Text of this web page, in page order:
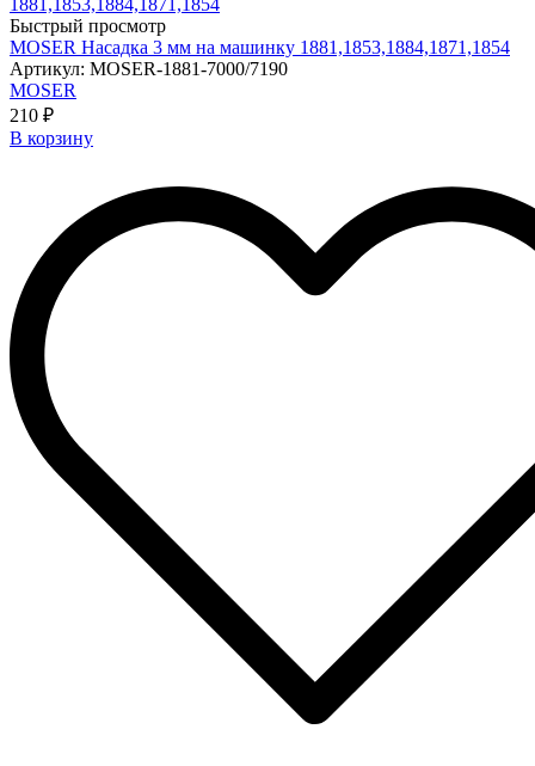
Быстрый просмотр
MOSER Насадка 3 мм на машинку 1881,1853,1884,1871,1854
Артикул: MOSER-1881-7000/7190
MOSER
210 ₽
В корзину